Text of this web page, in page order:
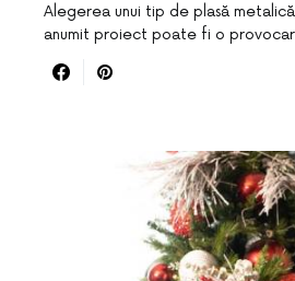
Alegerea unui tip de plasă
anumit proiect poate fi o